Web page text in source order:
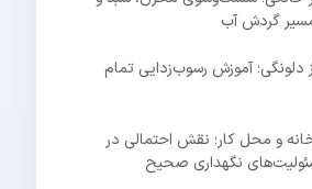
گردش آب
دلونگی؛ آموزش رسوب‌زدایی تمام
خانه و محل کار؛ نقش احتمالی در
نگهداری صحیح